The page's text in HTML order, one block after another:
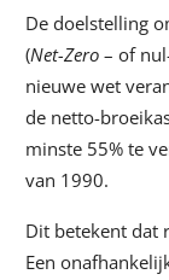
De doelstelling
(Net-Zero – of
nieuwe wet
de netto-
minste 55% te
van 1990.
Dit betekent dat
Een